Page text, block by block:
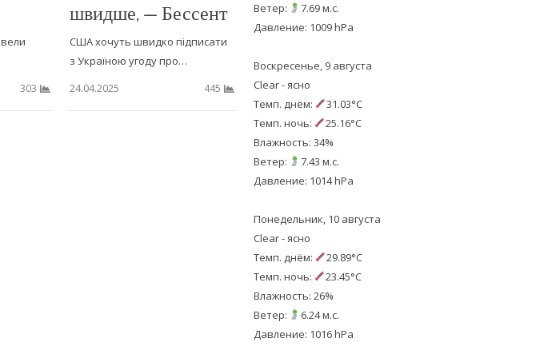
303
швидше, — Бессент
США хочуть швидко підписати
з Україною угоду про…
24.04.2025
445
Ветер:
7.69 м.с.
Давление: 1009 hPa
Воскресенье, 9 августа
Clear - ясно
Темп. днём:
31.03°C
Темп. ночь:
25.16°C
Влажность: 34%
Ветер:
7.43 м.с.
Давление: 1014 hPa
Понедельник, 10 августа
Clear - ясно
Темп. днём:
29.89°C
Темп. ночь:
23.45°C
Влажность: 26%
Ветер:
6.24 м.с.
Давление: 1016 hPa